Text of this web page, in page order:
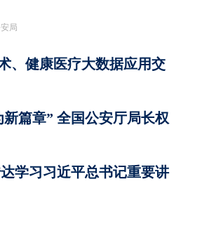
局
、健康医疗大数据应用交
篇章” 全国公安厅局长权
学习习近平总书记重要讲